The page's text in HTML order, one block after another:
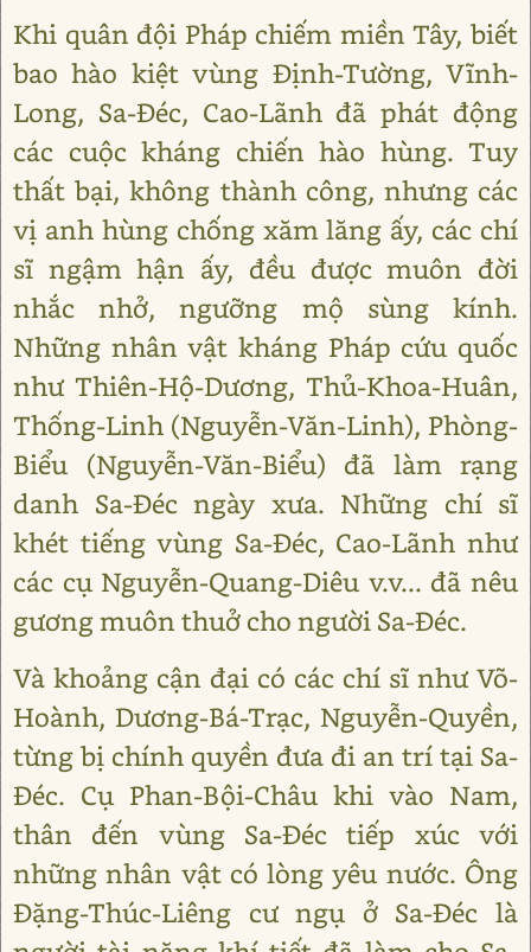
Khi quân đội Pháp chiếm miền Tây, biết
bao hào kiệt vùng Định-Tường, Vĩnh-
Long, Sa-Đéc, Cao-Lãnh đã phát động
các cuộc kháng chiến hào hùng. Tuy
thất bại, không thành công, nhưng các
vị anh hùng chống xăm lăng ấy, các chí
sĩ ngậm hận ấy, đều được muôn đời
nhắc nhở, ngưỡng mộ sùng kính.
Những nhân vật kháng Pháp cứu quốc
như Thiên-Hộ-Dương, Thủ-Khoa-Huân,
Thống-Linh (Nguyễn-Văn-Linh), Phòng-
Biểu (Nguyễn-Văn-Biểu) đã làm rạng
danh Sa-Đéc ngày xưa. Những chí sĩ
khét tiếng vùng Sa-Đéc, Cao-Lãnh như
các cụ Nguyễn-Quang-Diêu v.v... đã nêu
gương muôn thuở cho người Sa-Đéc.
Và khoảng cận đại có các chí sĩ như Võ-
Hoành, Dương-Bá-Trạc, Nguyễn-Quyền,
từng bị chính quyền đưa đi an trí tại Sa-
Đéc. Cụ Phan-Bội-Châu khi vào Nam,
thân đến vùng Sa-Đéc tiếp xúc với
những nhân vật có lòng yêu nước. Ông
Đặng-Thúc-Liêng cư ngụ ở Sa-Đéc là